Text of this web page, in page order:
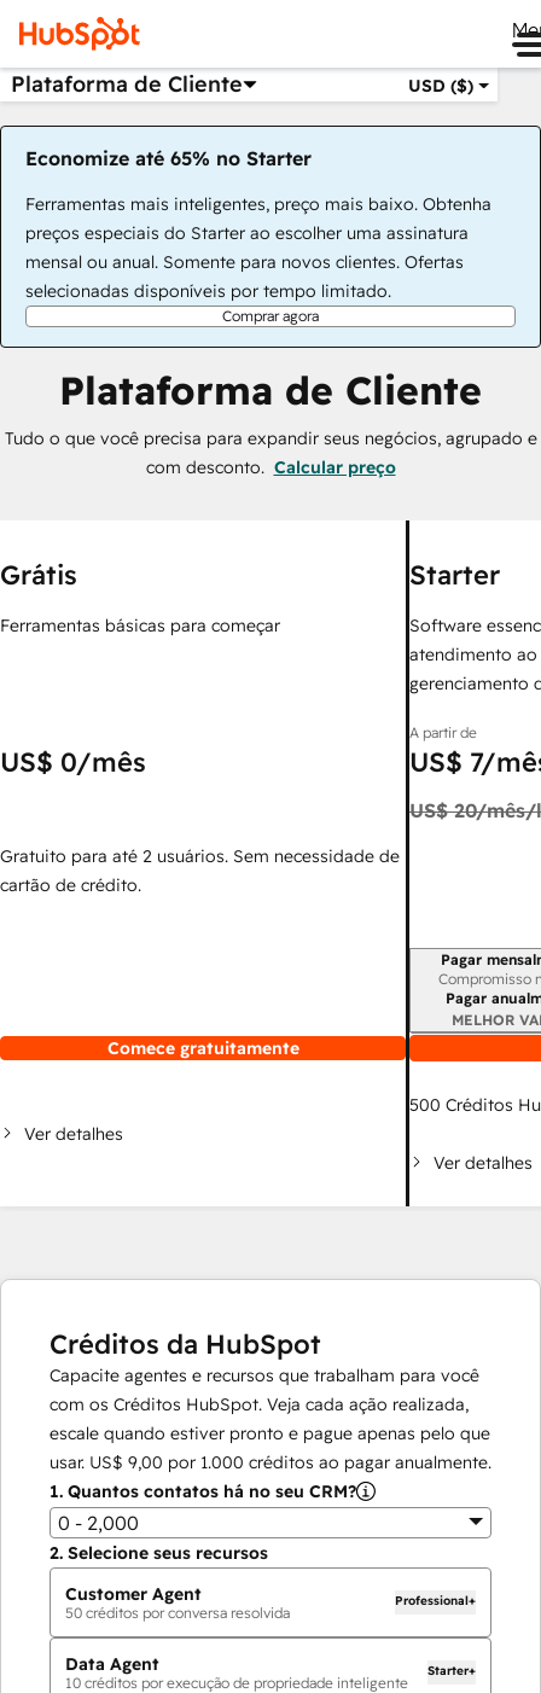
Plataforma de Cliente USD ($)
Economize até 65% no Starter
Ferramentas mais inteligentes, preço mais baixo. Obtenha
preços especiais do Starter ao escolher uma assinatura
mensal ou anual. Somente para novos clientes. Ofertas
selecionadas disponíveis por tempo limitado.
Comprar agora
Plataforma de Cliente
Tudo o que você precisa para expandir seus negócios, agrupado e
com desconto. Calcular preço
Grátis
Ferramentas básicas para começar
US$ 0/mês
Gratuito para até 2 usuários. Sem necessidade de
cartão de crédito.
Comece gratuitamente
Ver detalhes
Starter
Software
atendimento
gerenciamento
A partir de
US$ 7/
US$ 20/mês/
Período de
Pagar
Compromisso
Pagar
MELHOR
500 Créditos
Ver detalhes
Créditos da HubSpot
Capacite agentes e recursos que trabalham para você
com os Créditos HubSpot. Veja cada ação realizada,
escale quando estiver pronto e pague apenas pelo que
usar. US$ 9,00 por 1.000 créditos ao pagar anualmente.
1. Quantos contatos há no seu CRM?
0 - 2,000
2. Selecione seus recursos
Customer Agent
50 créditos por conversa resolvida
Professional+
Data Agent
10 créditos por execução de propriedade inteligente
Starter+